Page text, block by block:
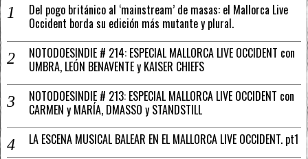
Del pogo británico al ‘mainstream’ de masas: el Mallorca Live
Occident borda su edición más mutante y plural.
NOTODOESINDIE # 214: ESPECIAL MALLORCA LIVE OCCIDENT con
UMBRA, LEÓN BENAVENTE y KAISER CHIEFS
NOTODOESINDIE # 213: ESPECIAL MALLORCA LIVE OCCIDENT con
CARMEN y MARÍA, DMASSO y STANDSTILL
LA ESCENA MUSICAL BALEAR EN EL MALLORCA LIVE OCCIDENT. pt1